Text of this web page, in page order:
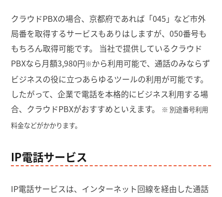
クラウドPBXの場合、京都府であれば「045」など市外
局番を取得するサービスもありはしますが、050番号も
もちろん取得可能です。 当社で提供しているクラウド
PBXなら月額3,980円※から利用可能で、通話のみならず
ビジネスの役に立つあらゆるツールの利用が可能です。
したがって、企業で電話を本格的にビジネス利用する場
合、クラウドPBXがおすすめといえます。
※ 別途番号利用
料金などがかかります。
IP電話サービス
IP電話サービスは、インターネット回線を経由した通話